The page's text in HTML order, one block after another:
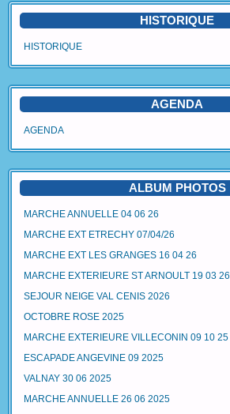
HISTORIQUE
HISTORIQUE
AGENDA
AGENDA
ALBUM PHOTOS
MARCHE ANNUELLE 04 06 26
MARCHE EXT ETRECHY 07/04/26
MARCHE EXT LES GRANGES 16 04 26
MARCHE EXTERIEURE ST ARNOULT 19 03 26
SEJOUR NEIGE VAL CENIS 2026
OCTOBRE ROSE 2025
MARCHE EXTERIEURE VILLECONIN 09 10 25
ESCAPADE ANGEVINE 09 2025
VALNAY 30 06 2025
MARCHE ANNUELLE 26 06 2025